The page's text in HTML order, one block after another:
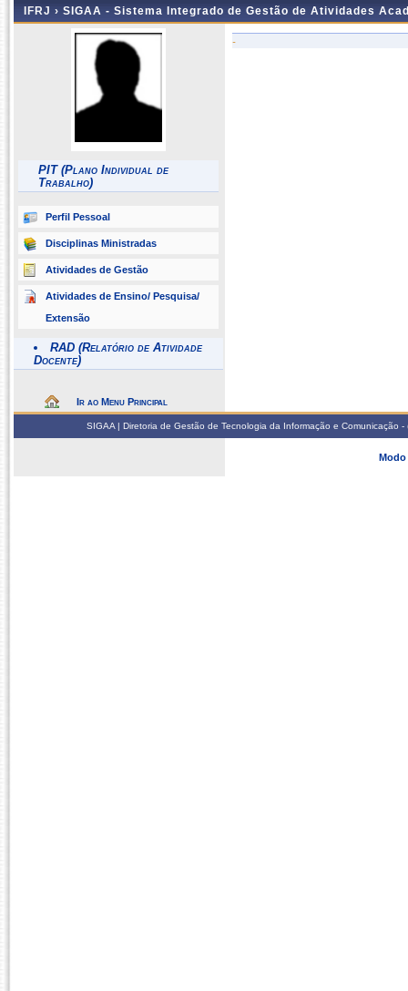
IFRJ › SIGAA - Sistema Integrado de Gestão de Atividades
PIT (Plano Individual de
Trabalho)
Perfil Pessoal
Disciplinas Ministradas
Atividades de Gestão
Atividades de Ensino/ Pesquisa/
Extensão
RAD (Relatório de Atividade
Docente)
Ir ao Menu Principal
-
SIGAA | Diretoria de Gestão de Tecnologia da Informação e
Modo